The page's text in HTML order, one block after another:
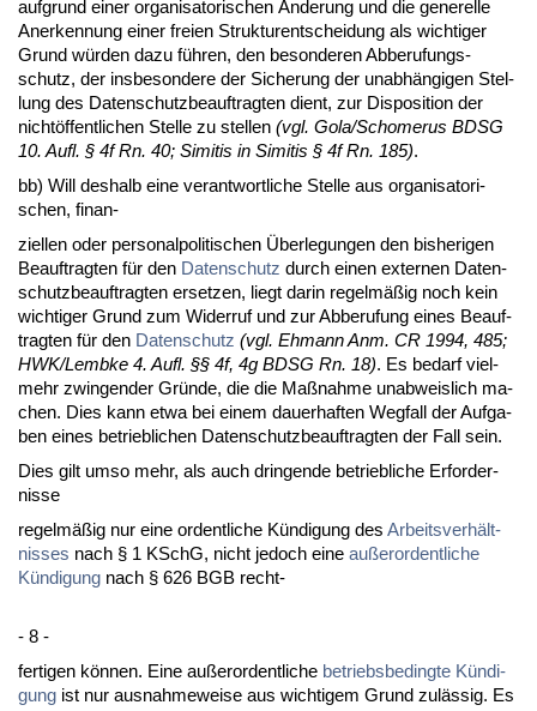
auf­grund ei­ner or­ga­ni­sa­to­ri­schen Ände­rung und die ge­ne­rel­le
An­er­ken­nung ei­ner frei­en Struk­tur­ent­schei­dung als wich­ti­ger
Grund würden da­zu führen, den be­son­de­ren Ab­be­ru­fungs­
schutz, der ins­be­son­de­re der Si­che­rung der un­abhängi­gen Stel­
lung des Da­ten­schutz­be­auf­trag­ten dient, zur Dis­po­si­ti­on der
nichtöffent­li­chen Stel­le zu stel­len (vgl. Go­la/Schome­rus BDSG
10. Aufl. § 4f Rn. 40; Si­mi­tis in Si­mi­tis § 4f Rn. 185).
bb) Will des­halb ei­ne ver­ant­wort­li­che Stel­le aus or­ga­ni­sa­to­ri­
schen, fi­n­an-
ziel­len oder per­so­nal­po­li­ti­schen Über­le­gun­gen den bis­he­ri­gen
Be­auf­trag­ten für den Da­ten­schutz durch ei­nen ex­ter­nen Da­ten­
schutz­be­auf­trag­ten er­set­zen, liegt dar­in re­gelmäßig noch kein
wich­ti­ger Grund zum Wi­der­ruf und zur Ab­be­ru­fung ei­nes Be­auf­
trag­ten für den Da­ten­schutz (vgl. Eh­mann Anm. CR 1994, 485;
HWK/Lembke 4. Aufl. §§ 4f, 4g BDSG Rn. 18). Es be­darf viel­
mehr zwin­gen­der Gründe, die die Maßnah­me un­ab­weis­lich ma­
chen. Dies kann et­wa bei ei­nem dau­er­haf­ten Weg­fall der Auf­ga­
ben ei­nes be­trieb­li­chen Da­ten­schutz­be­auf­trag­ten der Fall sein.
Dies gilt um­so mehr, als auch drin­gen­de be­trieb­li­che Er­for­der­
nis­se
re­gelmäßig nur ei­ne or­dent­li­che Kündi­gung des Ar­beits­verhält­
nis­ses nach § 1 KSchG, nicht je­doch ei­ne außer­or­dent­li­che
Kündi­gung nach § 626 BGB recht-
- 8 -
fer­ti­gen können. Ei­ne außer­or­dent­li­che be­triebs­be­ding­te Kündi­
gung ist nur aus­nah­me­wei­se aus wich­ti­gem Grund zulässig. Es